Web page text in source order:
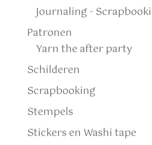
Journaling -
Patronen
Yarn the after party
Schilderen
Scrapbooking
Stempels
Stickers en Washi tape